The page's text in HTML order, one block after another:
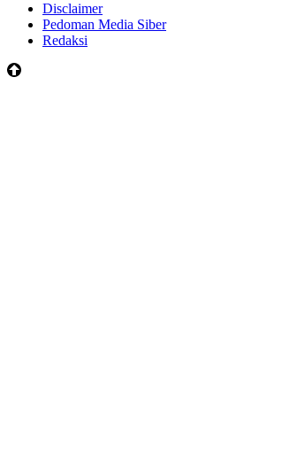
Disclaimer
Pedoman Media Siber
Redaksi